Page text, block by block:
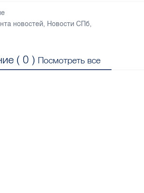
новостей, Новости СПб,
(0 ) Посмотреть все